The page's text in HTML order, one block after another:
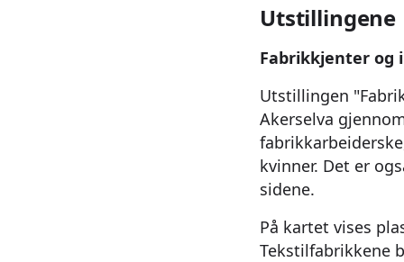
Utstillingene
Fabrikkjenter og
Utstillingen
Akerselva
kvinner. Det er
sidene.
På kartet vises
Tekstilfabrikkene